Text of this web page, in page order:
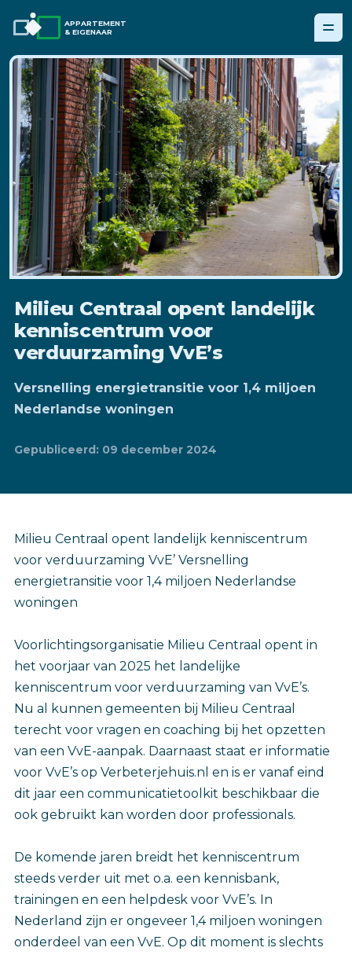
APPARTEMENT
& EIGENAAR
Milieu Centraal opent landelijk
kenniscentrum voor
verduurzaming VvE’s
Versnelling energietransitie voor 1,4 miljoen
Nederlandse woningen
Gepubliceerd: 09 december 2024
‎Milieu Centraal opent landelijk kenniscentrum
voor verduurzaming VvE’ Versnelling
energietransitie voor 1,4 miljoen Nederlandse
woningen
Voorlichtingsorganisatie Milieu Centraal opent in
het voorjaar van 2025 het landelijke
kenniscentrum voor verduurzaming van VvE’s.
Nu al kunnen gemeenten bij Milieu Centraal
terecht voor vragen en coaching bij het opzetten
van een VvE-aanpak. Daarnaast staat er informatie
voor VvE’s op Verbeterjehuis.nl en is er vanaf eind
dit jaar een communicatietoolkit beschikbaar die
ook gebruikt kan worden door professionals.
De komende jaren breidt het kenniscentrum
steeds verder uit met o.a. een kennisbank,
trainingen en een helpdesk voor VvE’s. In
Nederland zijn er ongeveer 1,4 miljoen woningen
onderdeel van een VvE. Op dit moment is slechts